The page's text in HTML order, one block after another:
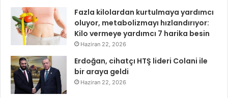
Fazla kilolardan kurtulmaya yardımcı
oluyor, metabolizmayı hızlandırıyor:
Kilo vermeye yardımcı 7 harika besin
Haziran 22, 2026
Erdoğan, cihatçı HTŞ lideri Colani ile
bir araya geldi
Haziran 22, 2026